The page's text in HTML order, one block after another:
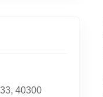
40300